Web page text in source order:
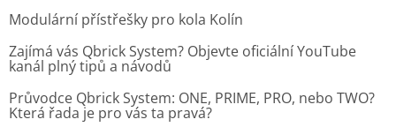
Modulární přístřešky pro kola Kolín
Zajímá vás Qbrick System? Objevte oficiální YouTube
kanál plný tipů a návodů
Průvodce Qbrick System: ONE, PRIME, PRO, nebo TWO?
Která řada je pro vás ta pravá?